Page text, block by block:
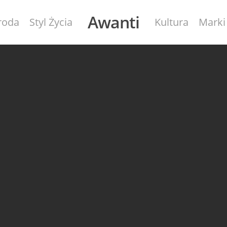
Awanti
Styl Życia Kultura Marki